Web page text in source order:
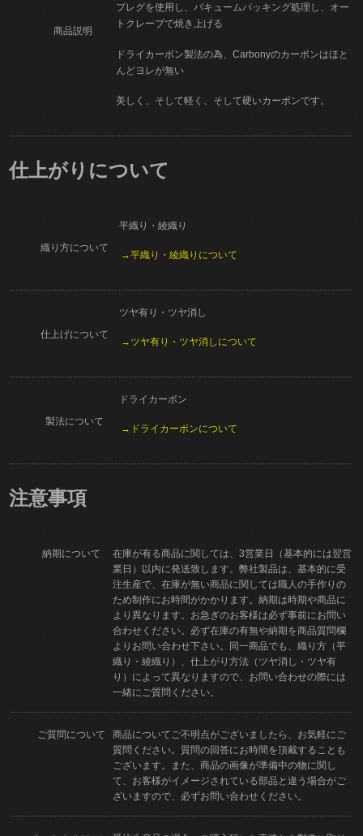
商品説明
プレグを使用し、バキュームパッキング処理し、オー
トクレーブで焼き上げる
ドライカーボン製法の為、Carbonyのカーボンはほと
んどヨレが無い
美しく、そして軽く、そして硬いカーボンです。
仕上がりについて
織り方について
平織り・綾織り
→平織り・綾織りについて
仕上げについて
ツヤ有り・ツヤ消し
→ツヤ有り・ツヤ消しについて
製法について
ドライカーボン
→ドライカーボンについて
注意事項
納期について
在庫が有る商品に関しては、3営業日（基本的には翌営
業日）以内に発送致します。弊社製品は、基本的に受
注生産で、在庫が無い商品に関しては職人の手作りの
ため制作にお時間がかかります。納期は時期や商品に
より異なります。お急ぎのお客様は必ず事前にお問い
合わせください。必ず在庫の有無や納期を商品質問欄
よりお問い合わせ下さい。同一商品でも、織り方（平
織り・綾織り）、仕上がり方法（ツヤ消し・ツヤ有
り）によって異なりますので、お問い合わせの際には
一緒にご質問ください。
ご質問について
商品についてご不明点がございましたら、お気軽にご
質問ください。質問の回答にお時間を頂戴することも
ございます。また、商品の画像が準備中の物に関し
て、お客様がイメージされている部品と違う場合がご
ざいますので、必ずお問い合わせください。